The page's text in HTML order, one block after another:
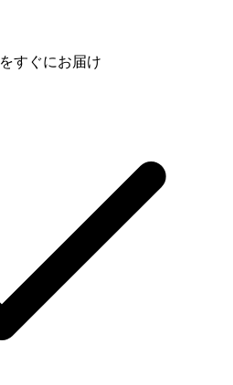
をすぐにお届け